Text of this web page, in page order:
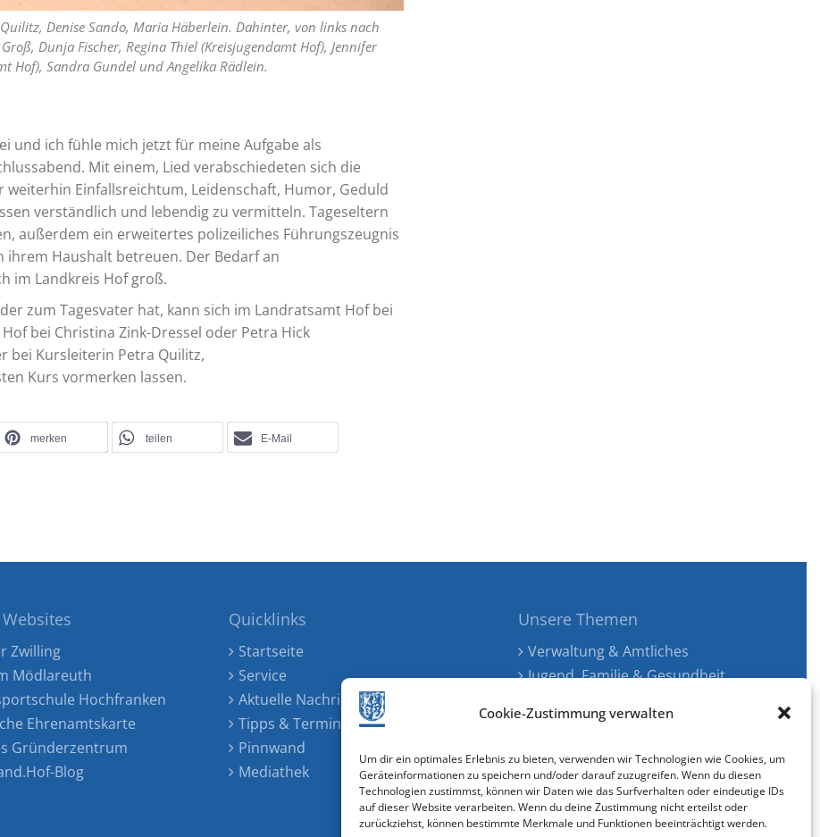
Cookie-Zustimmung verwalten
Um dir ein optimales Erlebnis zu bieten, verwenden wir Technologien wie Cookies, um
Geräteinformationen zu speichern und/oder darauf zuzugreifen. Wenn du diesen
Technologien zustimmst, können wir Daten wie das Surfverhalten oder eindeutige IDs
auf dieser Website verarbeiten. Wenn du deine Zustimmung nicht erteilst oder
zurückziehst, können bestimmte Merkmale und Funktionen beeinträchtigt werden.
Denise Sando, Maria Häberlein. Dahinter, von links nach
Dunja Fischer, Regina Thiel (Kreisjugendamt Hof), Jennifer
Hof), Sandra Gundel und Angelika Rädlein.
und ich fühle mich jetzt für meine Aufgabe als
Mit einem, Lied verabschiedeten sich die
Einfallsreichtum, Leidenschaft, Humor, Geduld
verständlich und lebendig zu vermitteln. Tageseltern
außerdem ein erweitertes polizeiliches Führungszeugnis
Haushalt betreuen. Der Bedarf an
im Landkreis Hof groß.
zum Tagesvater hat, kann sich im Landratsamt Hof bei
bei Christina Zink-Dressel oder Petra Hick
bei Kursleiterin Petra Quilitz,
Kurs vormerken lassen.
merken teilen E-Mail
Zwilling
Mödlareuth
Hochfranken
Ehrenamtskarte
Gründerzentrum
Blog
Quicklinks
Startseite
Service
Aktuelle Nachrichten
Tipps & Termine
Pinnwand
Mediathek
Unsere Themen
Verwaltung & Amtliches
Jugend, Familie & Gesundheit
Kunst, Kultur & Musik
Senioren & Inklusion